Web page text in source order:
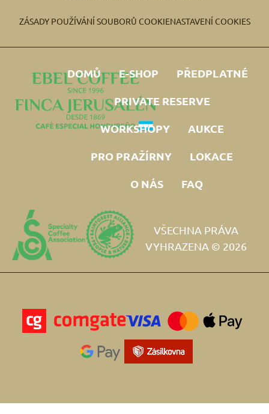
ZÁSADY POUŽÍVÁNÍ SOUBORŮ COOKIENASTAVENÍ COOKIES
DOMŮ E-SHOP
PŘEDPLATNÉ
PRIVATE RESERVE
WORKSHOPY
AUKCE
PRO PRAŽÍRNY
LOKACE
O NÁS
FAQ
VŠECHNA PRÁVA
VYHRAZENA © 2026